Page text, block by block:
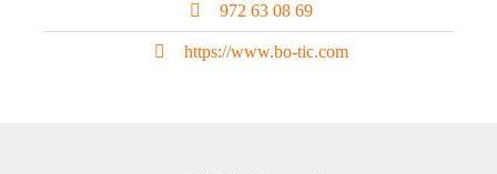
972 63 08 69
https://www.bo-tic.com